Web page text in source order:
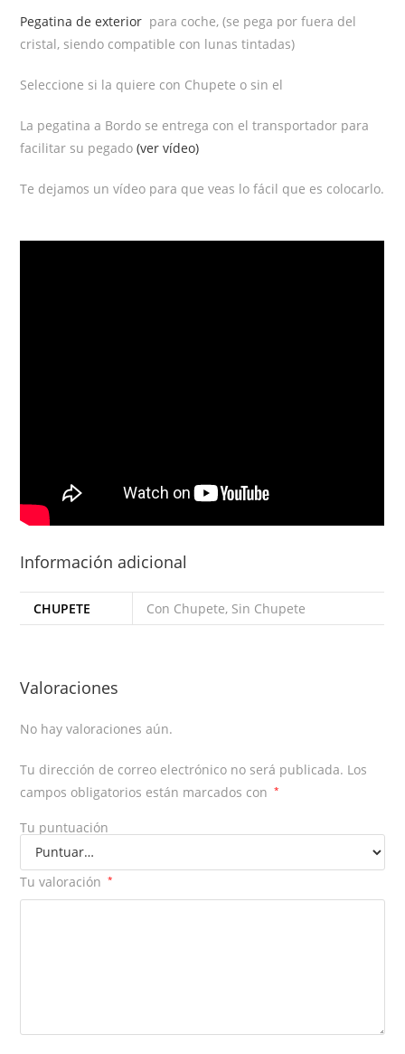
Pegatina de exterior para coche, (se pega por fuera del
cristal, siendo compatible con lunas tintadas)
Seleccione si la quiere con Chupete o sin el
La pegatina a Bordo se entrega con el transportador para
facilitar su pegado(ver vídeo)
Te dejamos un vídeo para que veas lo fácil que es colocarlo.
Información adicional
CHUPETE Con Chupete, Sin Chupete
Valoraciones
No hay valoraciones aún.
Tu dirección de correo electrónico no será publicada. Los
campos obligatorios están marcados con
*
Tu puntuación
Tu valoración *